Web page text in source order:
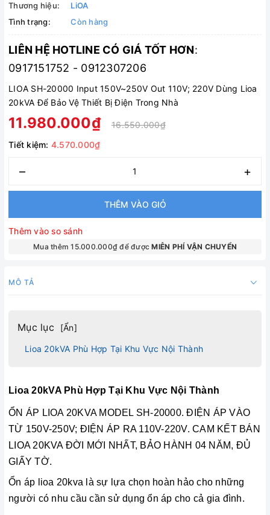
Thương hiệu:
LiOA
Tình trạng:
Còn hàng
LIÊN HỆ HOTLINE CÓ GIÁ TỐT HƠN:
0917151752 - 0912307206
LIOA SH-20000 Input 150V~250V Out 110V; 220V Dùng Lioa
20kVA Để Bảo Vệ Thiết Bị Điện Trong Nhà
11.980.000₫
16.550.000₫
Tiết kiệm: 4.570.000₫
– +
THÊM VÀO GIỎ
Thêm vào so sánh
Mua thêm 15.000.000₫ để đượcMIỄN PHÍ VẬN CHUYỂN
MÔ TẢ
Mục lục [Ẩn]
Lioa 20kVA Phù Hợp Tại Khu Vực Nội Thành
Lioa 20kVA Phù Hợp Tại Khu Vực Nội Thành
ỔN ÁP LIOA 20KVA MODEL SH-20000. ĐIỆN ÁP VÀO
TỪ 150V-250V; ĐIỆN ÁP RA 110V-220V. CAM KẾT BÁN
LIOA 20KVA ĐỜI MỚI NHẤT, BẢO HÀNH 04 NĂM, ĐỦ
GIẤY TỜ.
Ổn áp lioa 20kva là sự lựa chọn hoàn hảo cho những
người có nhu cầu cần sử dụng ổn áp cho cả gia đình.